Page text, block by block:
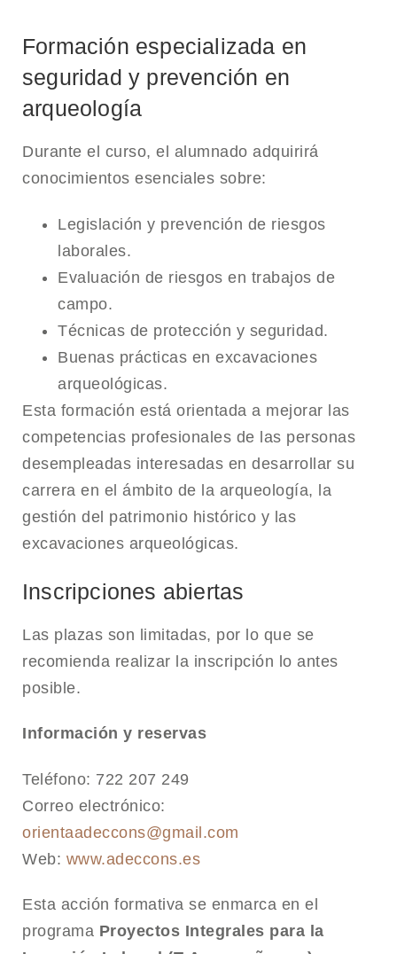
Formación especializada en
seguridad y prevención en
arqueología
Durante el curso, el alumnado adquirirá
conocimientos esenciales sobre:
Legislación y prevención de riesgos
laborales.
Evaluación de riesgos en trabajos de
campo.
Técnicas de protección y seguridad.
Buenas prácticas en excavaciones
arqueológicas.
Esta formación está orientada a mejorar las
competencias profesionales de las personas
desempleadas interesadas en desarrollar su
carrera en el ámbito de la arqueología, la
gestión del patrimonio histórico y las
excavaciones arqueológicas.
Inscripciones abiertas
Las plazas son limitadas, por lo que se
recomienda realizar la inscripción lo antes
posible.
Información y reservas
Teléfono: 722 207 249
Correo electrónico:
orientaadeccons@gmail.com
Web: www.adeccons.es
Esta acción formativa se enmarca en el
programa Proyectos Integrales para la